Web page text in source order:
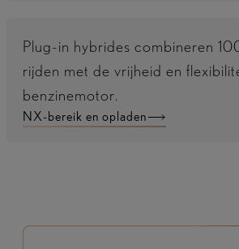
Plug-in hybrides combineren
rijden met de vrijheid en
benzinemotor.
NX-bereik en opladen